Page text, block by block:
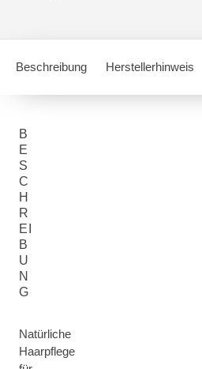
Beschreibung Herstellerhinweis
B
E
S
C
H
R
EI
B
U
N
G
Natürliche
Haarpflege